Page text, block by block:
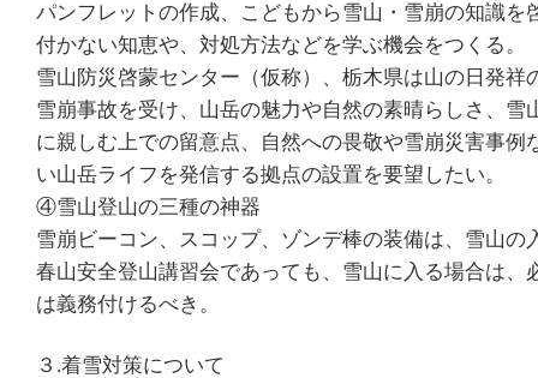
パンフレットの作成、こどもから雪山・雪崩の知識を
付かない知恵や、対処方法などを学ぶ機会をつくる。
雪山防災啓蒙センター（仮称）、栃木県は山の日発祥
雪崩事故を受け、山岳の魅力や自然の素晴らしさ、雪
に親しむ上での留意点、自然への畏敬や雪崩災害事例
い山岳ライフを発信する拠点の設置を要望したい。
④雪山登山の三種の神器
雪崩ビーコン、スコップ、ゾンデ棒の装備は、雪山の
春山安全登山講習会であっても、雪山に入る場合は、
は義務付けるべき。
３.着雪対策について